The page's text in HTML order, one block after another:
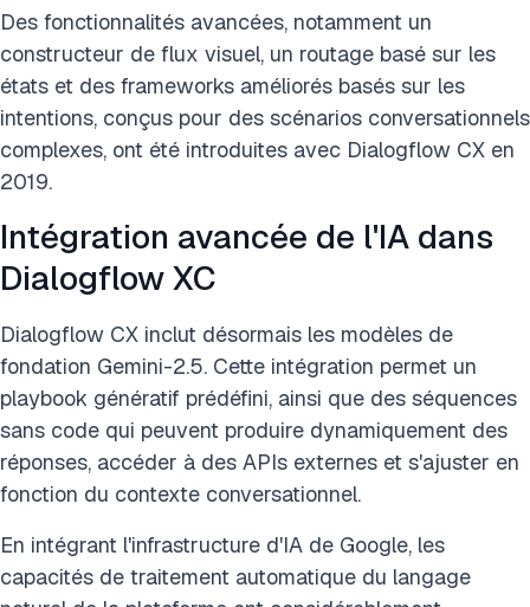
Des fonctionnalités avancées, notamment un
constructeur de flux visuel, un routage basé sur les
états et des frameworks améliorés basés sur les
intentions, conçus pour des scénarios conversationnels
complexes, ont été introduites avec Dialogflow CX en
2019.
Intégration avancée de l'IA dans
Dialogflow XC
Dialogflow CX inclut désormais les modèles de
fondation Gemini-2.5. Cette intégration permet un
playbook génératif prédéfini, ainsi que des séquences
sans code qui peuvent produire dynamiquement des
réponses, accéder à des APIs externes et s'ajuster en
fonction du contexte conversationnel.
En intégrant l'infrastructure d'IA de Google, les
capacités de traitement automatique du langage